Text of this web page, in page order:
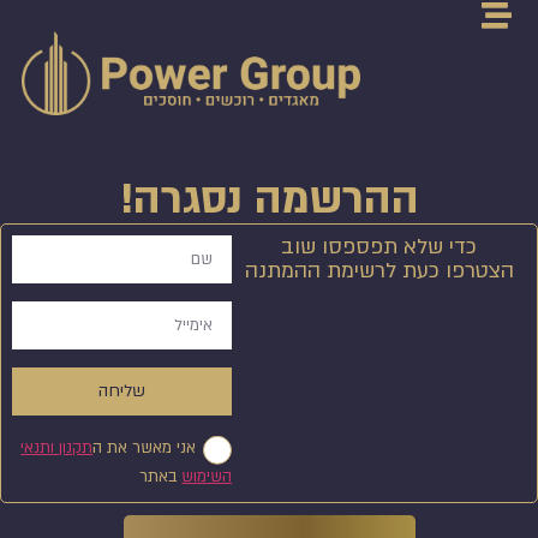
ההרשמה נסגרה!
כדי שלא תפספסו שוב
הצטרפו כעת לרשימת ההמתנה
אני מאשר את התקנון ותנאי
השימוש באתר
שליחה